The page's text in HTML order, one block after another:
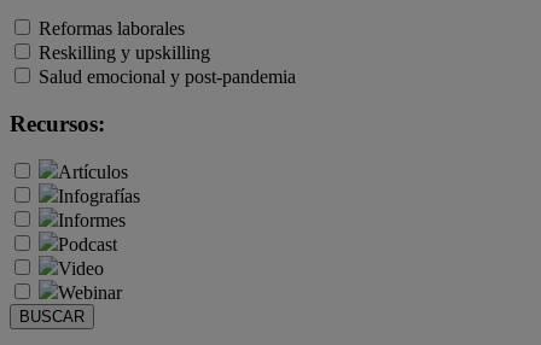
Reformas laborales
Reskilling y upskilling
Salud emocional y post-pandemia
Recursos:
Artículos
Infografías
Informes
Podcast
Video
Webinar
BUSCAR